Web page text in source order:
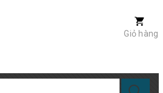
Giỏ hàng